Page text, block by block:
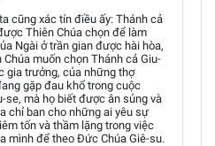
cũng xác tín điều ấy: Thánh cả
Thiên Chúa chọn để làm
Ngài ở trần gian được hài hòa,
muốn chọn Thánh cả Giu-
gia trưởng, của những thợ
gặp đau khổ trong cuộc
se, mà họ biết được ân sủng và
chỉ ban cho những ai yêu sự
tốn và thầm lặng trong việc
mình để theo Đức Chúa Giê-su.